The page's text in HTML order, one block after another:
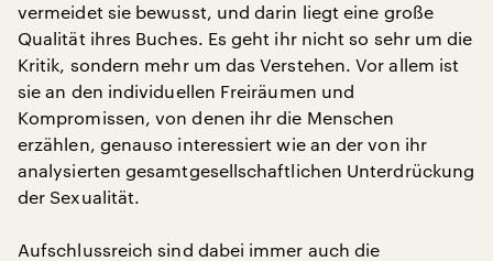
vermeidet sie bewusst, und darin liegt eine große
Qualität ihres Buches. Es geht ihr nicht so sehr um die
Kritik, sondern mehr um das Verstehen. Vor allem ist
sie an den individuellen Freiräumen und
Kompromissen, von denen ihr die Menschen
erzählen, genauso interessiert wie an der von ihr
analysierten gesamtgesellschaftlichen Unterdrückung
der Sexualität.
Aufschlussreich sind dabei immer auch die